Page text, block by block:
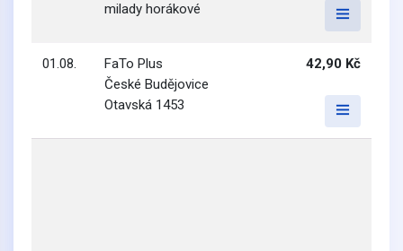
milady horákové
01.08.
FaTo Plus
České Budějovice
Otavská 1453
42,90 Kč